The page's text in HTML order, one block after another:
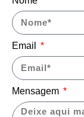
Email
Mensagem